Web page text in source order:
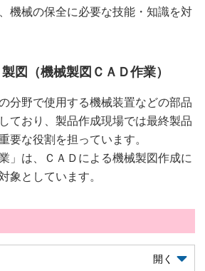
機械の保全に必要な技能・知識を対
図（機械製図ＣＡＤ作業）
分野で使用する機械装置などの部品
ており、製品作成現場では最終製品
要な役割を担っています。
」は、ＣＡＤによる機械製図作成に
象としています。
開く